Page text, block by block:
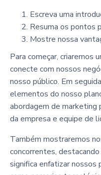
Escreva uma
Resuma os pontos
Mostre nossa
Para começar, criaremos
conecte com nossos
nosso público. Em
elementos do nosso
abordagem de marketing
da empresa e equipe de
Também mostraremos
concorrentes,
significa enfatizar nossos